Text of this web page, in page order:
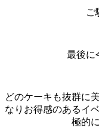
ご
最後に
どのケーキも抜群に
なりお得感のあるイ
極的